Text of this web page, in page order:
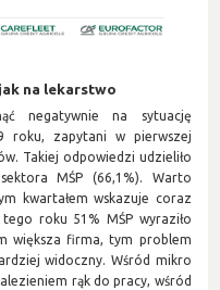
na lekarstwo
negatywnie na sytuację
roku, zapytani w pierwszej
Takiej odpowiedzi udzieliło
MŚP (66,1%). Warto
kwartałem wskazuje coraz
roku 51% MŚP wyraziło
większa firma, tym problem
widoczny. Wśród mikro
rąk do pracy, wśród